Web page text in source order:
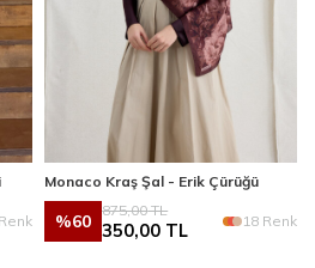
Monaco Kraş Şal - Erik Çürüğü
%60
875,00TL
350,00 TL 18 Renk